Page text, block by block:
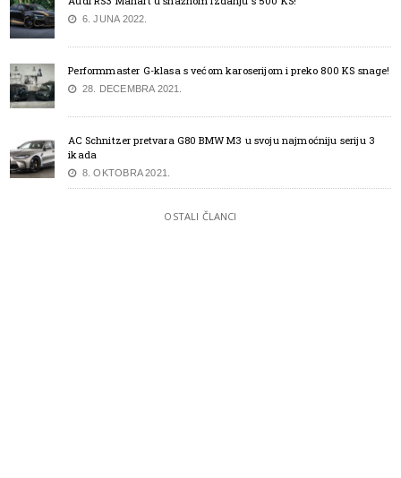
6. JUNA 2022.
Performmaster G-klasa s većom karoserijom i preko 800 KS snage!
28. DECEMBRA 2021.
AC Schnitzer pretvara G80 BMW M3 u svoju najmoćniju seriju 3
ikada
8. OKTOBRA 2021.
OSTALI ČLANCI